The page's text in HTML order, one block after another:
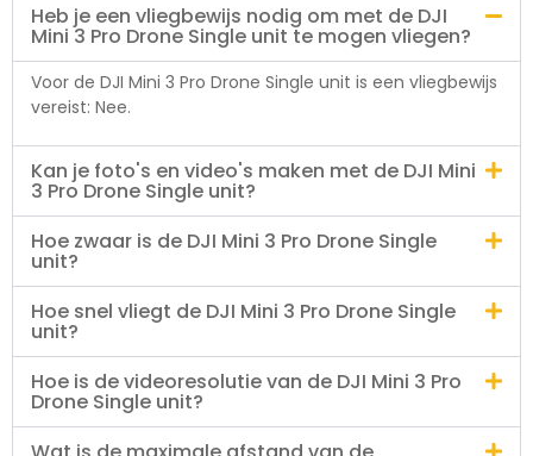
Heb je een vliegbewijs nodig om met de DJI
Mini 3 Pro Drone Single unit te mogen vliegen?
Voor de DJI Mini 3 Pro Drone Single unit is een vliegbewijs
vereist: Nee.
Kan je foto's en video's maken met de DJI Mini
3 Pro Drone Single unit?
Hoe zwaar is de DJI Mini 3 Pro Drone Single
unit?
Hoe snel vliegt de DJI Mini 3 Pro Drone Single
unit?
Hoe is de videoresolutie van de DJI Mini 3 Pro
Drone Single unit?